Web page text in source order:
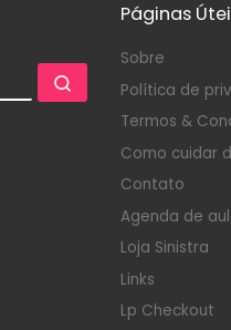
Páginas
Sobre
Política de
Termos &
Como cuidar
Contato
Agenda de
Loja Sinistra
Links
Lp Checkout